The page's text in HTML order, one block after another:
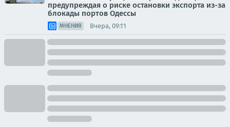
предупреждая о риске остановки экспорта из-за
блокады портов Одессы
МНЕНИЯ Вчера, 09:11